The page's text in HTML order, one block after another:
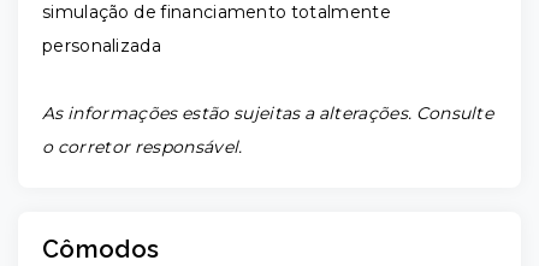
simulação de financiamento totalmente
personalizada
As informações estão sujeitas a alterações. Consulte
o corretor responsável.
Cômodos